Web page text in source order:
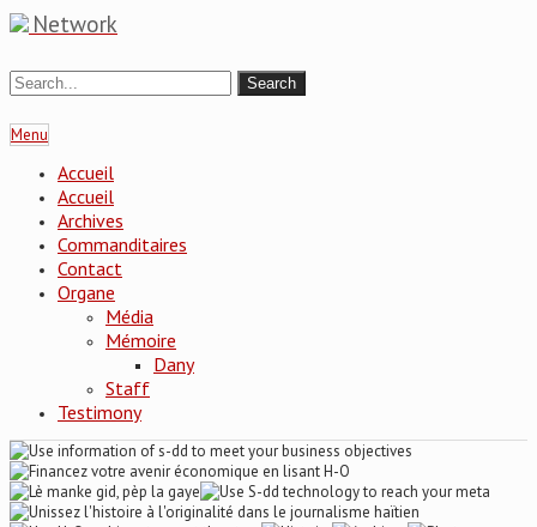
Network
Menu
Accueil
Accueil
Archives
Commanditaires
Contact
Organe
Média
Mémoire
Dany
Staff
Testimony